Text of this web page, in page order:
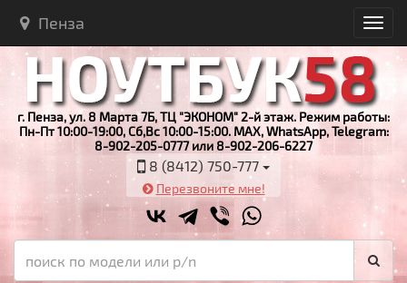
Пенза
г. Пенза, ул. 8 Марта 7Б, ТЦ "ЭКОНОМ" 2-й этаж. Режим работы:
Пн-Пт 10:00-19:00, Сб,Вс 10:00-15:00. MAX, WhatsApp, Telegram:
8-902-205-0777 или 8-902-206-6227
8 (8412) 750-777
Перезвоните мне!